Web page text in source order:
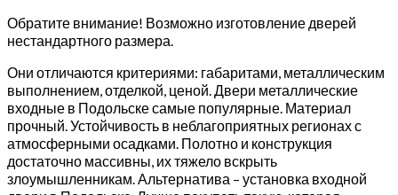
Обратите внимание! Возможно изготовление дверей
нестандартного размера.
Они отличаются критериями: габаритами, металлическим
выполнением, отделкой, ценой. Двери металлические
входные в Подольске самые популярные. Материал
прочный. Устойчивость в неблагоприятных регионах с
атмосферными осадками. Полотно и конструкция
достаточно массивны, их тяжело вскрыть
злоумышленникам. Альтернатива – установка входной